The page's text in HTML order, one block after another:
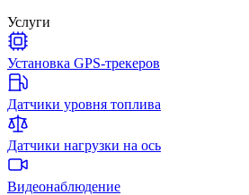
Услуги
Установка GPS-трекеров
Датчики уровня топлива
Датчики нагрузки на ось
Видеонаблюдение